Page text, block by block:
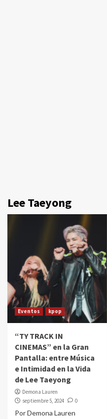
Lee Taeyong
Eventos kpop
“TY TRACK IN
CINEMAS” en la Gran
Pantalla: entre Música
e Intimidad en la Vida
de Lee Taeyong
Demona Lauren
septiembre 5, 2024
0
Por Demona Lauren